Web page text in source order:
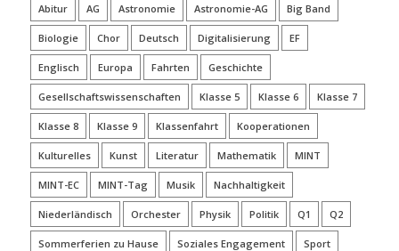
Abitur AG Astronomie Astronomie-AG Big Band
Biologie Chor Deutsch Digitalisierung EF
Englisch Europa Fahrten Geschichte
Gesellschaftswissenschaften Klasse 5 Klasse 6 Klasse 7
Klasse 8 Klasse 9 Klassenfahrt Kooperationen
Kulturelles Kunst Literatur Mathematik MINT
MINT-EC MINT-Tag Musik Nachhaltigkeit
Niederländisch Orchester Physik Politik Q1 Q2
Sommerferien zu Hause Soziales Engagement Sport